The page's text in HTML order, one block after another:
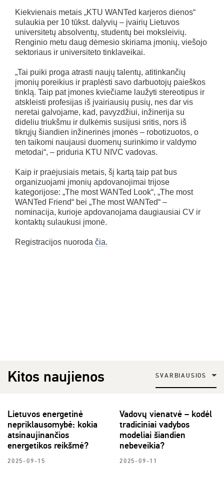
Kiekvienais metais „KTU WANTed karjeros dienos“
sulaukia per 10 tūkst. dalyvių – įvairių Lietuvos
universitetų absolventų, studentų bei moksleivių.
Renginio metu daug dėmesio skiriama įmonių, viešojo
sektoriaus ir universiteto tinklaveikai.
„Tai puiki proga atrasti naujų talentų, atitinkančių
įmonių poreikius ir praplėsti savo darbuotojų paieškos
tinklą. Taip pat įmones kviečiame laužyti stereotipus ir
atskleisti profesijas iš įvairiausių pusių, nes dar vis
neretai galvojame, kad, pavyzdžiui, inžinerija su
dideliu triukšmu ir dulkėmis susijusi sritis, nors iš
tikrųjų šiandien inžinerinės įmonės – robotizuotos, o
ten taikomi naujausi duomenų surinkimo ir valdymo
metodai“, – priduria KTU NIVC vadovas.
Kaip ir praėjusiais metais, šį kartą taip pat bus
organizuojami įmonių apdovanojimai trijose
kategorijose: „The most WANTed Look“, „The most
WANTed Friend“ bei „The most WANTed“ –
nominacija, kurioje apdovanojama daugiausiai CV ir
kontaktų sulaukusi įmonė.
Registracijos nuoroda čia.
Kitos naujienos SVARBIAUSIOS
Lietuvos energetinė
nepriklausomybė: kokia
atsinaujinančios
energetikos reikšmė?
2025-09-15
Vadovų vienatvė – kodėl
tradiciniai vadybos
modeliai šiandien
nebeveikia?
2025-09-11